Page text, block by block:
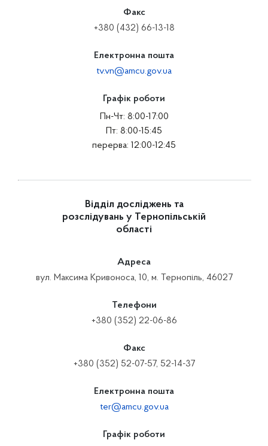
Факс
+380 (432) 66-13-18
Електронна пошта
tv.vn@amcu.gov.ua
Графік роботи
Пн-Чт: 8:00-17:00
Пт: 8:00-15:45
перерва: 12:00-12:45
Відділ досліджень та
розслідувань у Тернопільській
області
Адреса
вул. Максима Кривоноса, 10, м. Тернопіль, 46027
Телефони
+380 (352) 22-06-86
Факс
+380 (352) 52-07-57, 52-14-37
Електронна пошта
ter@amcu.gov.ua
Графік роботи